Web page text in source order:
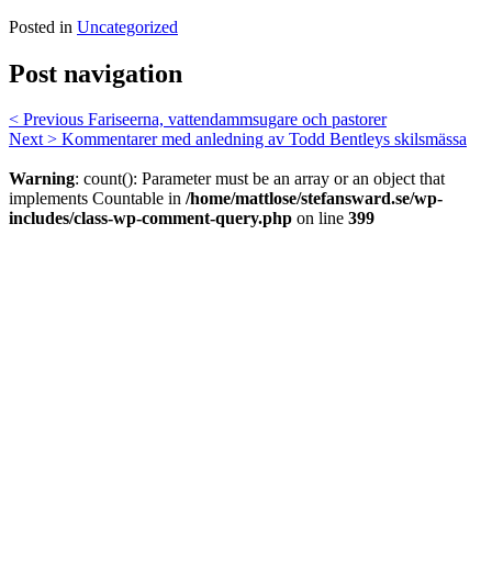
Posted in Uncategorized
Post navigation
< Previous Fariseerna, vattendammsugare och pastorer
Next > Kommentarer med anledning av Todd Bentleys skilsmässa
Warning: count(): Parameter must be an array or an object that
implements Countable in /home/mattlose/stefansward.se/wp-
includes/class-wp-comment-query.php on line 399